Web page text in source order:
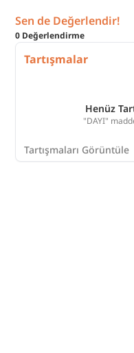
Sen de Değerlendir!
0 Değerlendirme
Tartışmalar
Henüz
"DAYI"
Tartışmaları Görüntüle